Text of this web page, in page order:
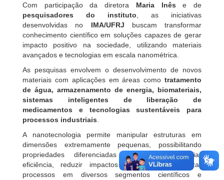
Com participação da diretora Maria Inês e de
pesquisadores do instituto , as iniciativas
desenvolvidas no IMA/UFRJ buscam transformar
conhecimento científico em soluções capazes de gerar
impacto positivo na sociedade, utilizando materiais
avançados e tecnologias em escala nanométrica.
As pesquisas envolvem o desenvolvimento de novos
materiais com aplicações em áreas como tratamento
de água, armazenamento de energia, biomateriais,
sistemas inteligentes de liberação de
medicamentos e tecnologias sustentáveis para
processos industriais
A nanotecnologia permite manipular estruturas em
dimensões extremamente pequenas, possibilitando
propriedades diferenciadas que podem ampliar
eficiência, reduzir impactos ambientais e otimizar
processos em diversos segmentos científicos e